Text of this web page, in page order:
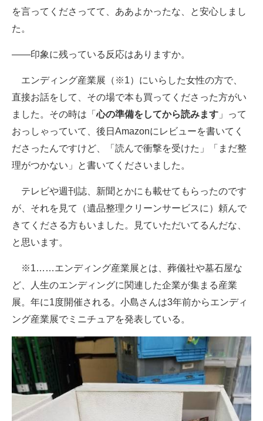
を言ってくださってて、ああよかったな、と安心しまし
た。
――印象に残っている反応はありますか。
エンディング産業展（※1）にいらした女性の方で、
直接お話をして、その場で本も買ってくださった方がい
ました。その時は「心の準備をしてから読みます 」って
おっしゃっていて、後日Amazonにレビューを書いてく
ださったんですけど、「読んで衝撃を受けた」「まだ整
理がつかない」と書いてくださいました。
テレビや週刊誌、新聞とかにも載せてもらったのです
が、それを見て（遺品整理クリーンサービスに）頼んで
きてくださる方もいました。見ていただいてるんだな、
と思います。
※1……エンディング産業展とは、葬儀社や墓石屋な
ど、人生のエンディングに関連した企業が集まる産業
展。年に1度開催される。小島さんは3年前からエンディ
ング産業展でミニチュアを発表している。